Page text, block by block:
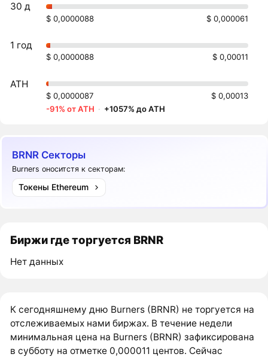
30 д
$ 0,0000088 $ 0,000061
1 год
$ 0,0000088 $ 0,00011
ATH
$ 0,0000087
$ 0,00013
-91% от ATH · +1057% до ATH
BRNR Секторы
Burners оноситстя к секторам:
Токены Ethereum
Биржи где торгуется BRNR
Нет данных
К сегодняшнему дню Burners (BRNR) не торгуется на
отслеживаемых нами биржах. В течение недели
минимальная цена на Burners (BRNR) зафиксирована
в субботу на отметке 0,000011 центов. Сейчас